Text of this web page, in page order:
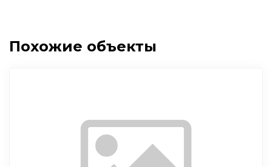
Похожие объекты